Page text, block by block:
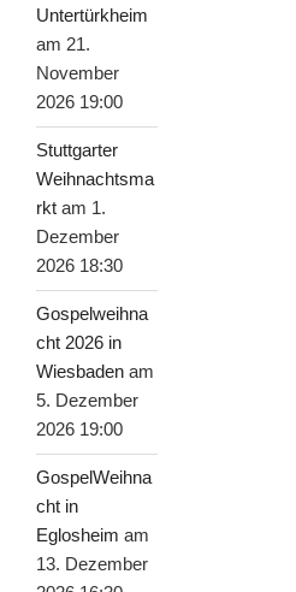
Untertürkheim
am 21.
November
2026 19:00
Stuttgarter
Weihnachtsma
rkt am 1.
Dezember
2026 18:30
Gospelweihna
cht 2026 in
Wiesbaden am
5. Dezember
2026 19:00
GospelWeihna
cht in
Eglosheim am
13. Dezember